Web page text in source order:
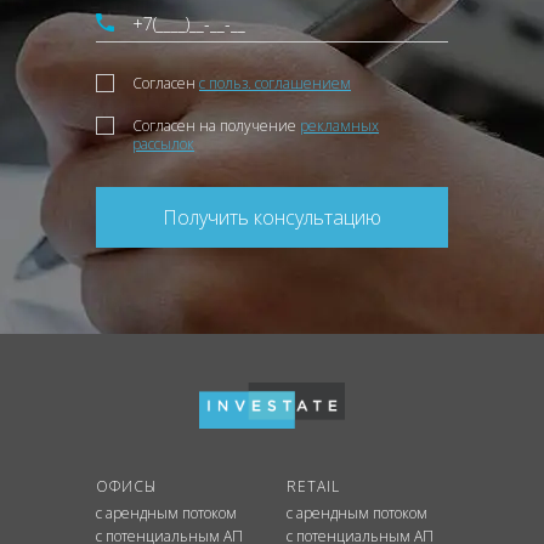
Согласен с польз. соглашением
Согласен на получение рекламных
рассылок
Получить консультацию
ОФИСЫ
с арендным потоком
с потенциальным АП
RETAIL
с арендным потоком
с потенциальным АП